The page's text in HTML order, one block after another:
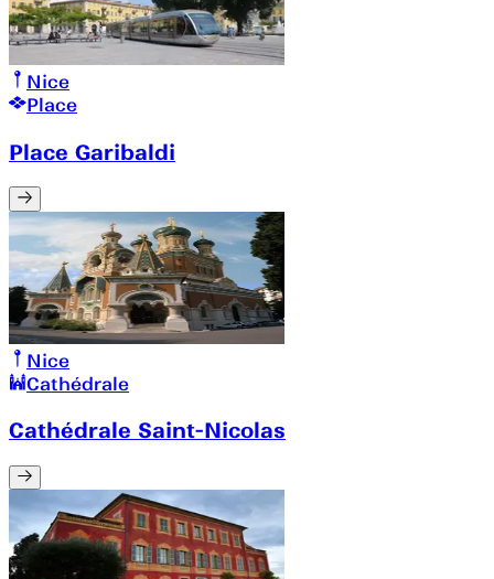
Nice
Place
Place Garibaldi
Nice
Cathédrale
Cathédrale Saint-Nicolas